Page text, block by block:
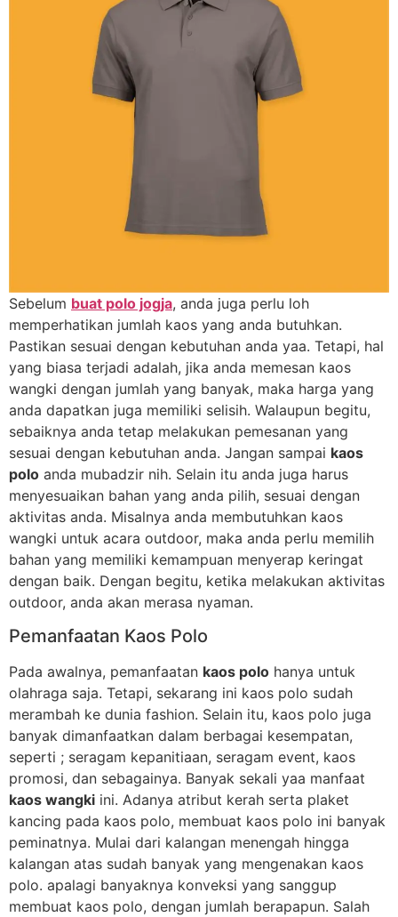
Sebelum buat polo jogja, anda juga perlu loh
memperhatikan jumlah kaos yang anda butuhkan.
Pastikan sesuai dengan kebutuhan anda yaa. Tetapi, hal
yang biasa terjadi adalah, jika anda memesan kaos
wangki dengan jumlah yang banyak, maka harga yang
anda dapatkan juga memiliki selisih. Walaupun begitu,
sebaiknya anda tetap melakukan pemesanan yang
sesuai dengan kebutuhan anda. Jangan sampai kaos
polo anda mubadzir nih. Selain itu anda juga harus
menyesuaikan bahan yang anda pilih, sesuai dengan
aktivitas anda. Misalnya anda membutuhkan kaos
wangki untuk acara outdoor, maka anda perlu memilih
bahan yang memiliki kemampuan menyerap keringat
dengan baik. Dengan begitu, ketika melakukan aktivitas
outdoor, anda akan merasa nyaman.
Pemanfaatan Kaos Polo
Pada awalnya, pemanfaatan kaos polo hanya untuk
olahraga saja. Tetapi, sekarang ini kaos polo sudah
merambah ke dunia fashion. Selain itu, kaos polo juga
banyak dimanfaatkan dalam berbagai kesempatan,
seperti ; seragam kepanitiaan, seragam event, kaos
promosi, dan sebagainya. Banyak sekali yaa manfaat
kaos wangki ini. Adanya atribut kerah serta plaket
kancing pada kaos polo, membuat kaos polo ini banyak
peminatnya. Mulai dari kalangan menengah hingga
kalangan atas sudah banyak yang mengenakan kaos
polo. apalagi banyaknya konveksi yang sanggup
membuat kaos polo, dengan jumlah berapapun. Salah